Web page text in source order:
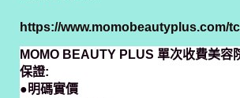
https://www.momobeautyplus.com/
MOMO BEAUTY PLUS 單次收費美容
保證:
●明碼實價